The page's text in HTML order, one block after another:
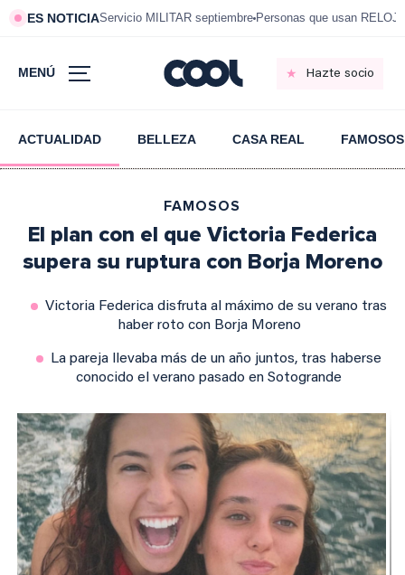
ES NOTICIAServicio MILITAR septiembre Personas que usan RELOJ
MENÚ Hazte socio
ACTUALIDAD BELLEZA CASA REAL FAMOSOS
FAMOSOS
El plan con el que Victoria Federica
supera su ruptura con Borja Moreno
Victoria Federica disfruta al máximo de su verano tras
haber roto con Borja Moreno
La pareja llevaba más de un año juntos, tras haberse
conocido el verano pasado en Sotogrande